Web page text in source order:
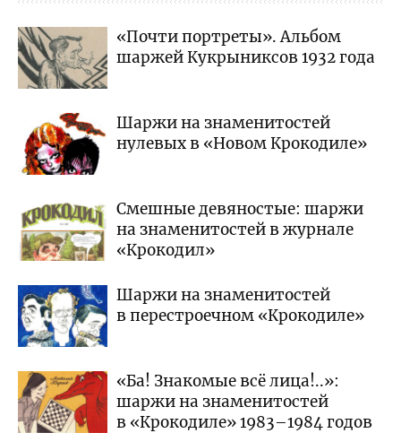
«Почти портреты». Альбом
шаржей Кукрыниксов 1932 года
Шаржи на знаменитостей
нулевых в «Новом Крокодиле»
Смешные девяностые: шаржи
на знаменитостей в журнале
«Крокодил»
Шаржи на знаменитостей
в перестроечном «Крокодиле»
«Ба! Знакомые всё лица!..»:
шаржи на знаменитостей
в «Крокодиле» 1983–1984 годов